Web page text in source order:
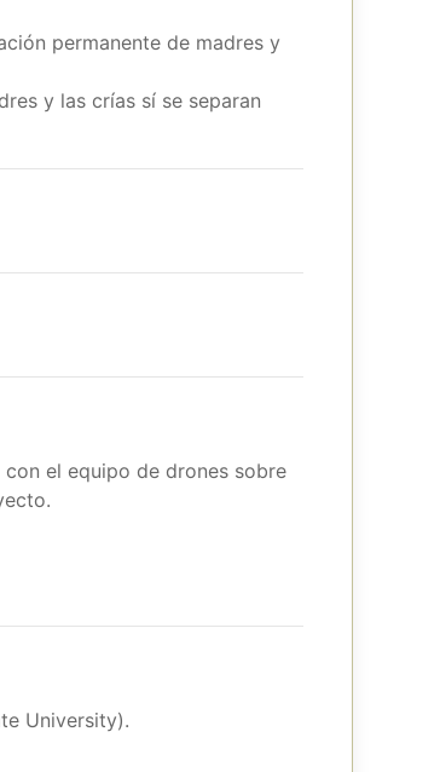
permanente de madres y
y las crías sí se separan
el equipo de drones sobre
University).